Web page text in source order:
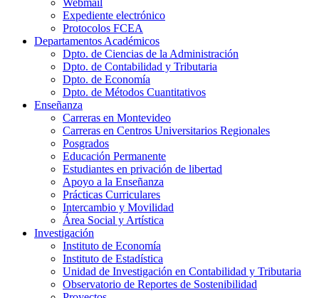
Expediente electrónico
Protocolos FCEA
Departamentos Académicos
Dpto. de Ciencias de la Administración
Dpto. de Contabilidad y Tributaria
Dpto. de Economía
Dpto. de Métodos Cuantitativos
Enseñanza
Carreras en Montevideo
Carreras en Centros Universitarios Regionales
Posgrados
Educación Permanente
Estudiantes en privación de libertad
Apoyo a la Enseñanza
Prácticas Curriculares
Intercambio y Movilidad
Área Social y Artística
Investigación
Instituto de Economía
Instituto de Estadística
Unidad de Investigación en Contabilidad y Tributaria
Observatorio de Reportes de Sostenibilidad